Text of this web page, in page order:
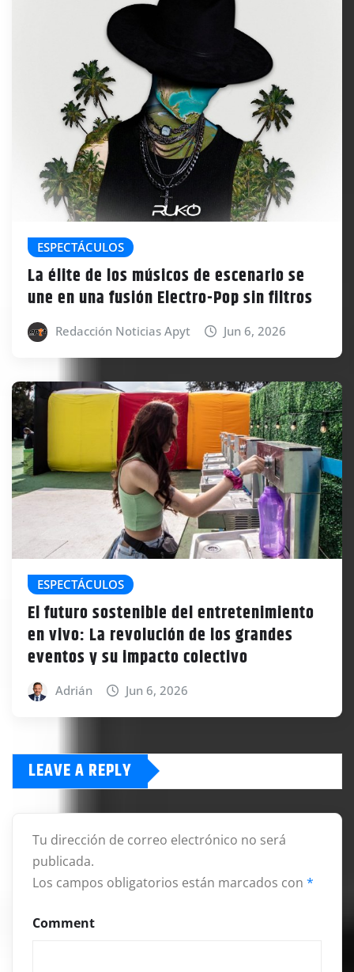
ESPECTÁCULOS
La élite de los músicos de escenario se
une en una fusión Electro-Pop sin filtros
Redacción Noticias Apyt Jun 6, 2026
ESPECTÁCULOS
El futuro sostenible del entretenimiento
en vivo: La revolución de los grandes
eventos y su impacto colectivo
Adrián Jun 6, 2026
LEAVE A REPLY
Tu dirección de correo electrónico no será
publicada.
Los campos obligatorios están marcados con *
Comment